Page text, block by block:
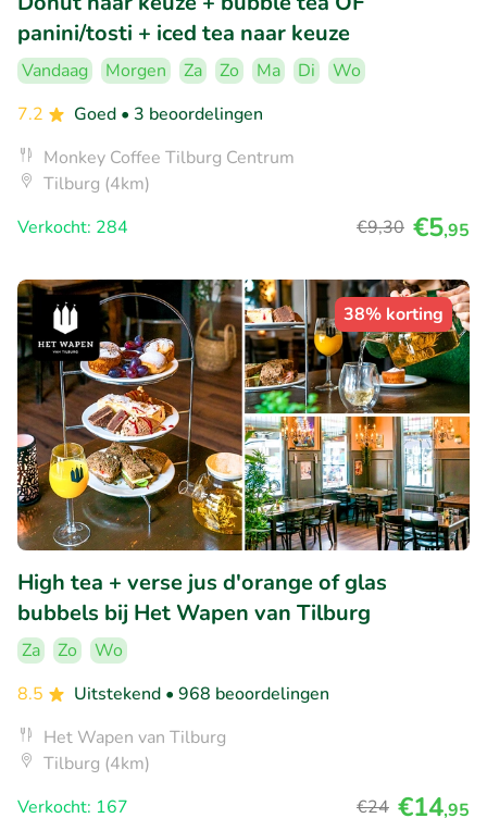
panini/tosti + iced tea naar keuze
Vandaag Morgen Za Zo Ma Di
Wo
7.2
Goed • 3 beoordelingen
Monkey Coffee Tilburg Centrum
Tilburg (4km)
Verkocht: 284
€9,30 €5,95
38% korting
High tea + verse jus d'orange of glas
bubbels bij Het Wapen van Tilburg
Za Zo
Wo
8.5
Uitstekend • 968 beoordelingen
Het Wapen van Tilburg
Tilburg (4km)
Verkocht: 167
€24 €14,95